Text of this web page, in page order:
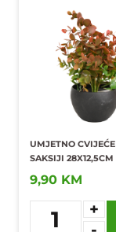
UMJETNO CVIJEĆE U
SAKSIJI 28X12,5CM
9,90 KM
1
+
Dodaj u